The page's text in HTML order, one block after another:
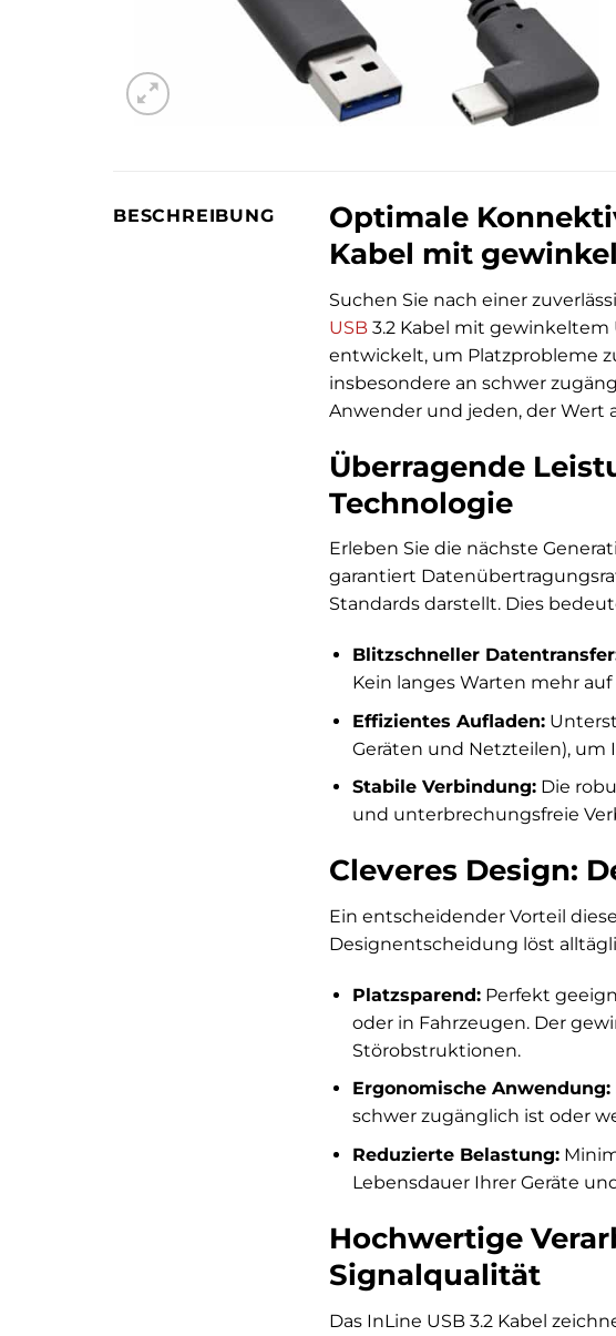
BESCHREIBUNG
Optimale
Kabel mit
Suchen Sie nach einer
USB 3.2 Kabel mit gewinkeltem
entwickelt, um Platzprobleme
insbesondere an schwer
Anwender und jeden, der
Überragende
Technologie
Erleben Sie die nächste
garantiert
Standards darstellt. Dies
Blitzschneller
Kein langes Warten mehr
Effizientes Aufladen:
Geräten und Netzteilen), um
Stabile Verbindung:Die
und unterbrechungsfreie
Cleveres Design:
Ein entscheidender Vorteil
Designentscheidung löst
Platzsparend:Perfekt
oder in Fahrzeugen. Der
Störobstruktionen.
Ergonomische Anwendung:
schwer zugänglich ist oder
Reduzierte Belastung:
Lebensdauer Ihrer Geräte
Hochwertige
Signalqualität
Das InLine USB 3.2 Kabel